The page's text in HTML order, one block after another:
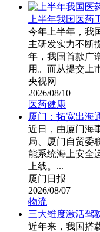
上半年我国医药
今年上半年，我
主研发实力不断
年，我国首款广
用。而从提交上
央视网
2026/08/10
医药健康
厦门：拓宽出海
近日，由厦门海
局、厦门自贸委
能系统海上安全
上线。...
厦门日报
2026/08/07
物流
三大维度激活驾
近年来，我国搭